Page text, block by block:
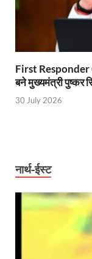
First Responder
बने मुख्यमंत्री पुष्कर
30 July 2026
नार्थ-ईस्ट